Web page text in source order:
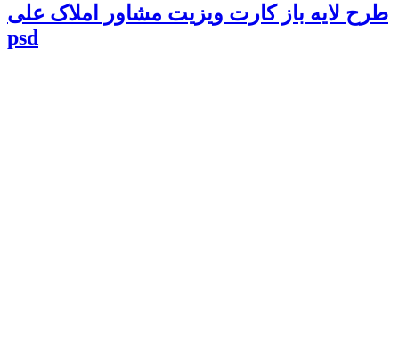
طرح لایه باز کارت ویزیت مشاور املاک علی
psd